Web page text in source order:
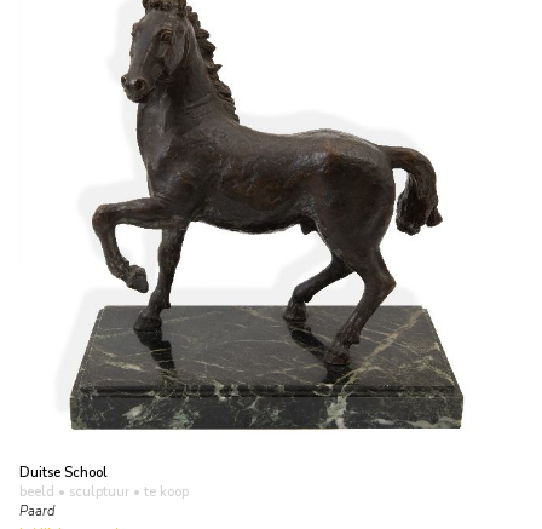
Duitse School
beeld • sculptuur • te koop
Paard